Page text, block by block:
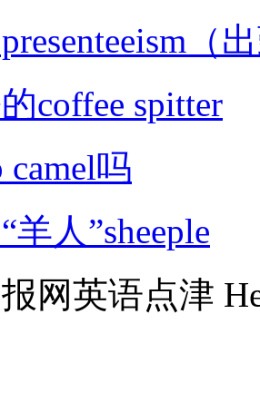
（
coffee spitter
camel吗
羊人”sheeple
报网英语点津